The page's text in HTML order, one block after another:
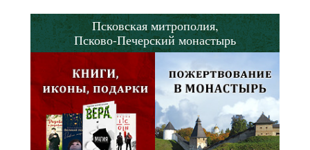
Псковская митрополия,
Псково-Печерский монастырь